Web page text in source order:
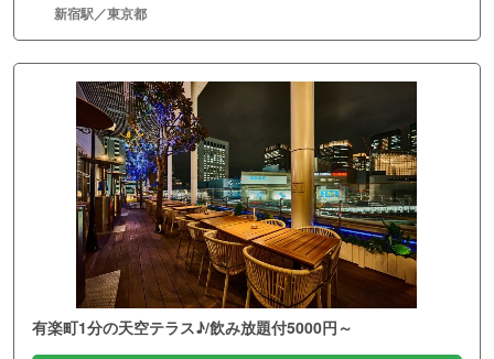
新宿駅／東京都
有楽町1分の天空テラス♪/飲み放題付5000円～